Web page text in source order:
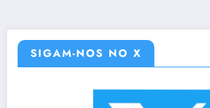
SIGAM-NOS NO X